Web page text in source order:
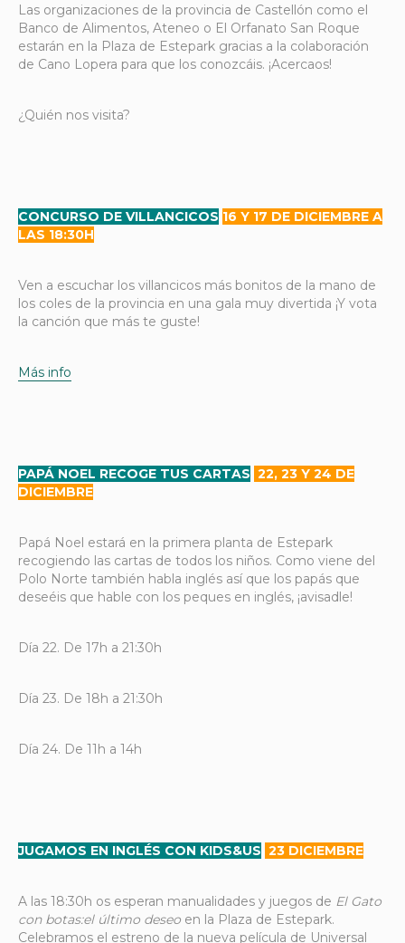
Las organizaciones de la provincia de Castellón como el
Banco de Alimentos, Ateneo o El Orfanato San Roque
estarán en la Plaza de Estepark gracias a la colaboración
de Cano Lopera para que los conozcáis. ¡Acercaos!
¿Quién nos visita?
CONCURSO DE VILLANCICOS 16 Y 17 DE DICIEMBRE A
LAS 18:30H
Ven a escuchar los villancicos más bonitos de la mano de
los coles de la provincia en una gala muy divertida ¡Y vota
la canción que más te guste!
Más info
PAPÁ NOEL RECOGE TUS CARTAS 22, 23 Y 24 DE
DICIEMBRE
Papá Noel estará en la primera planta de Estepark
recogiendo las cartas de todos los niños. Como viene del
Polo Norte también habla inglés así que los papás que
deseéis que hable con los peques en inglés, ¡avisadle!
Día 22. De 17h a 21:30h
Día 23. De 18h a 21:30h
Día 24. De 11h a 14h
JUGAMOS EN INGLÉS CON KIDS&US 23 DICIEMBRE
A las 18:30h os esperan manualidades y juegos de El Gato
con botas:el último deseo en la Plaza de Estepark.
Celebramos el estreno de la nueva película de Universal